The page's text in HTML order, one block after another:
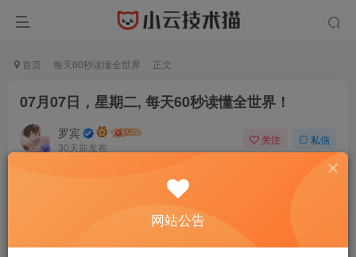
首页 每天60秒读懂全世界 正文
07月07日，星期二, 每天60秒读懂全世界！
罗宾
30天前发布
关注 私信
正文开始阅读，请点击右上角“关注”按钮，关注作者
网站公告